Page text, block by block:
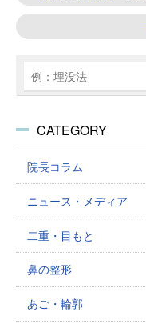
CATEGORY
院長コラム
ニュース・メディア
二重・目もと
鼻の整形
あご・輪郭